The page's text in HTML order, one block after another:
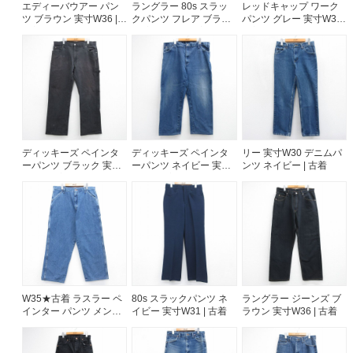
エディーバウアー パン
ツ ブラウン 実寸W36 |
ラングラー 80s スラッ
クパンツ フレア ブラウ
レッドキャップ ワーク
パンツ グレー 実寸W36 |
ディッキーズ ペインタ
ーパンツ ブラック 実寸
ディッキーズ ペインタ
ーパンツ ネイビー 実寸
リー 実寸W30 デニムパ
ンツ ネイビー | 古着
W35★古着 ラスラー ペ
インター パンツ メンズ
ム 26aug07
80s スラックパンツ ネ
イビー 実寸W31 | 古着
ラングラー ジーンズ ブ
ラウン 実寸W36 | 古着